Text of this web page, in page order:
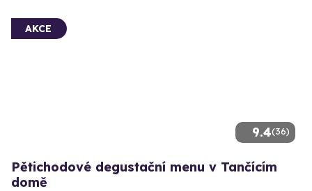
9.4(36)
AKCE
Pětichodové degustační menu v Tančícím
domě